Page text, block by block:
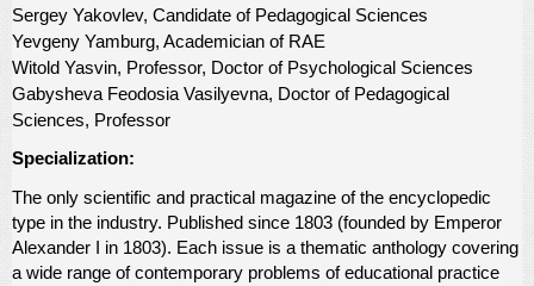
Sergey Yakovlev, Candidate of Pedagogical Sciences
Yevgeny Yamburg, Academician of RAE
Witold Yasvin, Professor, Doctor of Psychological Sciences
Gabysheva Feodosia Vasilyevna, Doctor of Pedagogical
Sciences, Professor
Specialization:
The only scientific and practical magazine of the encyclopedic
type in the industry. Published since 1803 (founded by Emperor
Alexander I in 1803). Each issue is a thematic anthology covering
a wide range of contemporary problems of educational practice